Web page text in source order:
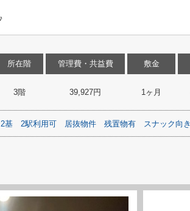
所在階
3階
管理費・共益費
39,927円
敷金
1ヶ月
基 2駅利用可 居抜物件 残置物有 スナック向き